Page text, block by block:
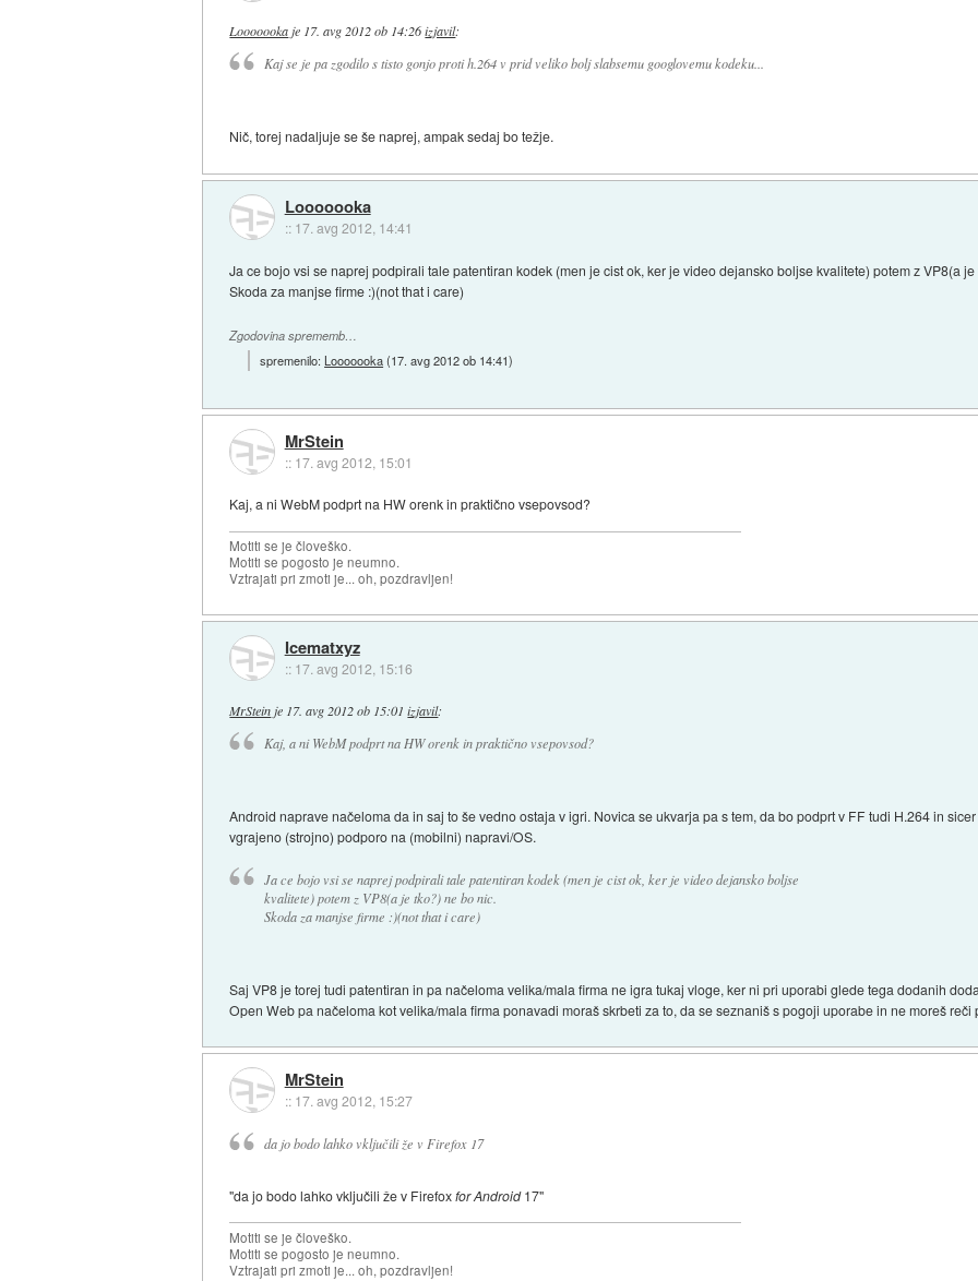
Looooooka je 17. avg 2012 ob 14:26 izjavil:
Kaj se je pa zgodilo s tisto gonjo proti h.264 v prid veliko bolj slabsemu googlovemu kodeku...
Nič, torej nadaljuje se še naprej, ampak sedaj bo težje.
Looooooka
:: 17. avg 2012, 14:41
Ja ce bojo vsi se naprej podpirali tale patentiran kodek (men je cist ok, ker je video dejansko boljse kvalitete) potem z VP8(a je
Skoda za manjse firme :)(not that i care)
Zgodovina sprememb…
spremenilo:Looooooka(17. avg 2012 ob 14:41)
MrStein
:: 17. avg 2012, 15:01
Kaj, a ni WebM podprt na HW orenk in praktično vsepovsod?
Motiti se je človeško.
Motiti se pogosto je neumno.
Vztrajati pri zmoti je... oh, pozdravljen!
Icematxyz
:: 17. avg 2012, 15:16
MrStein je 17. avg 2012 ob 15:01 izjavil:
Kaj, a ni WebM podprt na HW orenk in praktično vsepovsod?
Android naprave načeloma da in saj to še vedno ostaja v igri. Novica se ukvarja pa s tem, da bo podprt v FF tudi H.264 in
vgrajeno (strojno) podporo na (mobilni) napravi/OS.
Ja ce bojo vsi se naprej podpirali tale patentiran kodek (men je cist ok, ker je video dejansko boljse
kvalitete) potem z VP8(a je tko?) ne bo nic.
Skoda za manjse firme :)(not that i care)
Saj VP8 je torej tudi patentiran in pa načeloma velika/mala firma ne igra tukaj vloge, ker ni pri uporabi glede tega dodanih
Open Web pa načeloma kot velika/mala firma ponavadi moraš skrbeti za to, da se seznaniš s pogoji uporabe in ne moreš reči
MrStein
:: 17. avg 2012, 15:27
da jo bodo lahko vključili že v Firefox 17
"da jo bodo lahko vključili že v Firefoxfor Android17"
Motiti se je človeško.
Motiti se pogosto je neumno.
Vztrajati pri zmoti je... oh, pozdravljen!